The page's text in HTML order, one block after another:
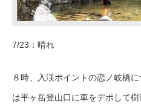
7/23：晴れ
８時、入渓ポイントの恋ノ岐橋
は平ヶ岳登山口に車をデポして